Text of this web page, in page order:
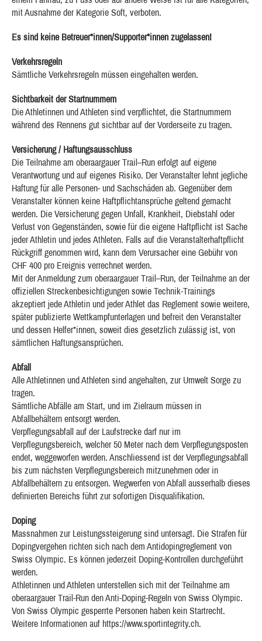
mit Ausnahme der Kategorie Soft, verboten.
Es sind keine Betreuer*innen/Supporter*innen zugelassen!
Verkehrsregeln
Sämtliche Verkehrsregeln müssen eingehalten werden.
Sichtbarkeit der Startnummern
Die Athletinnen und Athleten sind verpflichtet, die Startnummern
während des Rennens gut sichtbar auf der Vorderseite zu tragen.
Versicherung / Haftungsausschluss
Die Teilnahme am oberaargauer Trail–Run erfolgt auf eigene
Verantwortung und auf eigenes Risiko. Der Veranstalter lehnt jegliche
Haftung für alle Personen- und Sachschäden ab. Gegenüber dem
Veranstalter können keine Haftpflichtansprüche geltend gemacht
werden. Die Versicherung gegen Unfall, Krankheit, Diebstahl oder
Verlust von Gegenständen, sowie für die eigene Haftpflicht ist Sache
jeder Athletin und jedes Athleten. Falls auf die Veranstalterhaftpflicht
Rückgriff genommen wird, kann dem Verursacher eine Gebühr von
CHF 400 pro Ereignis verrechnet werden.
Mit der Anmeldung zum oberaargauer Trail–Run, der Teilnahme an der
offiziellen Streckenbesichtigungen sowie Technik-Trainings
akzeptiert jede Athletin und jeder Athlet das Reglement sowie weitere,
später publizierte Wettkampfunterlagen und befreit den Veranstalter
und dessen Helfer*innen, soweit dies gesetzlich zulässig ist, von
sämtlichen Haftungsansprüchen.
Abfall
Alle Athletinnen und Athleten sind angehalten, zur Umwelt Sorge zu
tragen.
Sämtliche Abfälle am Start, und im Zielraum müssen in
Abfallbehältern entsorgt werden.
Verpflegungsabfall auf der Laufstrecke darf nur im
Verpflegungsbereich, welcher 50 Meter nach dem Verpflegungsposten
endet, weggeworfen werden. Anschliessend ist der Verpflegungsabfall
bis zum nächsten Verpflegungsbereich mitzunehmen oder in
Abfallbehältern zu entsorgen. Wegwerfen von Abfall ausserhalb dieses
definierten Bereichs führt zur sofortigen Disqualifikation.
Doping
Massnahmen zur Leistungssteigerung sind untersagt. Die Strafen für
Dopingvergehen richten sich nach dem Antidopingreglement von
Swiss Olympic. Es können jederzeit Doping-Kontrollen durchgeführt
werden.
Athletinnen und Athleten unterstellen sich mit der Teilnahme am
oberaargauer Trail-Run den Anti-Doping-Regeln von Swiss Olympic.
Von Swiss Olympic gesperrte Personen haben kein Startrecht.
Weitere Informationen auf https://www.sportintegrity.ch.